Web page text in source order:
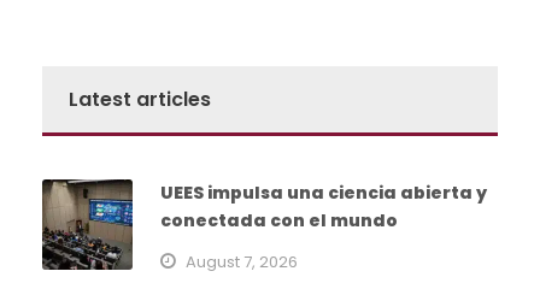
Latest articles
UEES impulsa una ciencia abierta y
conectada con el mundo
August 7, 2026